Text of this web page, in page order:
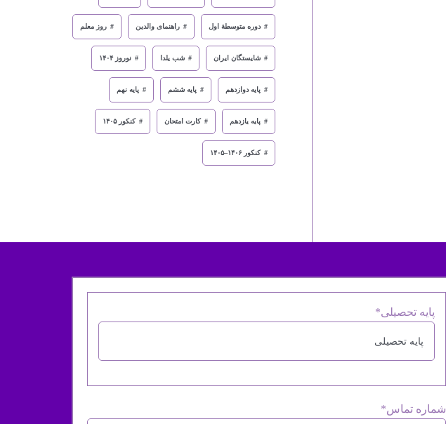
دوره متوسطهٔ اول راهنمای والدین روز معلم
شایستگان ایران شب یلدا نوروز ۱۴۰۴
پایه دوازدهم پایه ششم پایه نهم
پایه یازدهم کارت امتحان کنکور ۱۴۰۵
کنکور ۱۴۰۶–۱۴۰۵
پایه تحصیلی*
شماره تماس*